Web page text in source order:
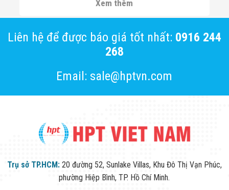
Xem thêm
Liên hệ để được báo giá tốt nhất: 0916 244
268
Email: sale@hptvn.com
Trụ sở TP.HCM: 20 đường 52, Sunlake Villas, Khu Đô Thị Vạn Phúc,
phường Hiệp Bình, TP. Hồ Chí Minh.